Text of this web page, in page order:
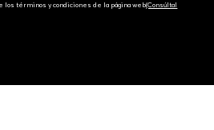
los términos y condiciones de la página web‎(Consúltal